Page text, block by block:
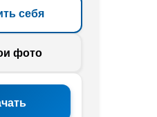
себя
фото